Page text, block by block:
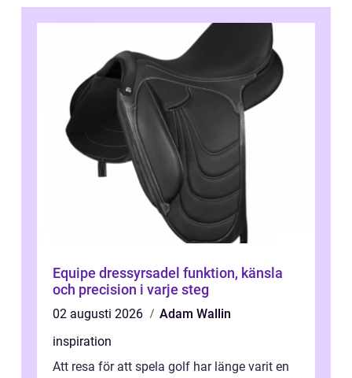
Equipe dressyrsadel funktion, känsla
och precision i varje steg
02 augusti 2026
Adam Wallin
inspiration
Att resa för att spela golf har länge varit en